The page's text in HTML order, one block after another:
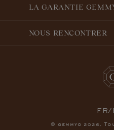
LA GARANTIE
NOUS RENCONTRER
FR/
© gemmyo 2026 .